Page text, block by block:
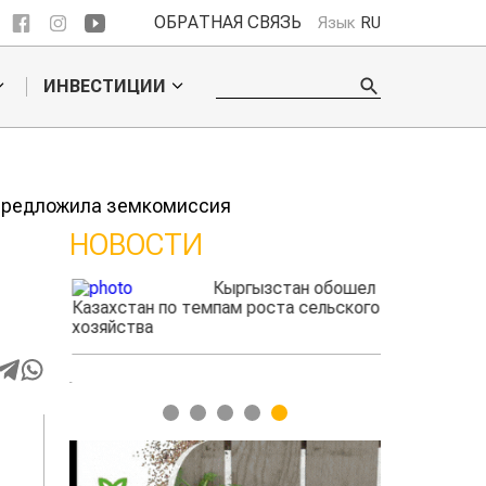
ОБРАТНАЯ СВЯЗЬ Язык RU
ИНВЕСТИЦИИ
земкомиссия
НОВОСТИ
Кыргызстан обошел
Казахстан по темпам роста сельского
хозяйства
фермеры
1 2 3 4 5